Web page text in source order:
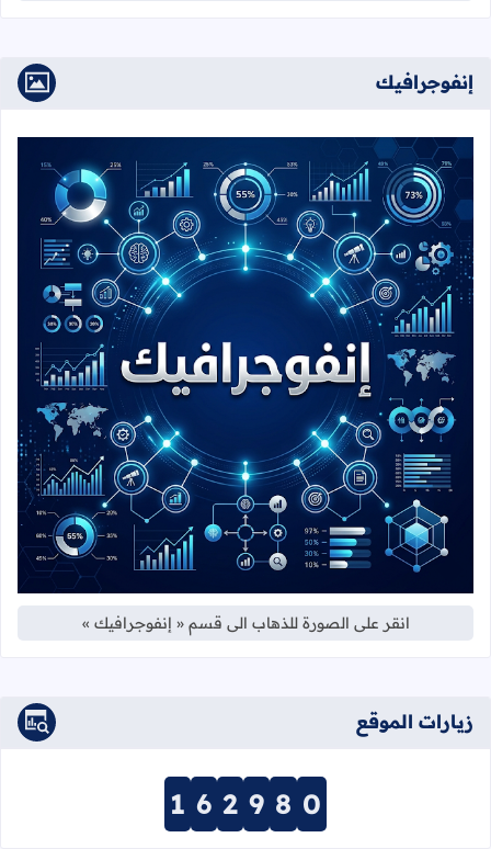
إنفوجرافيك
انقر على الصورة للذهاب الى قسم « إنفوجرافيك »
زيارات الموقع
1 6 2 9 8 0